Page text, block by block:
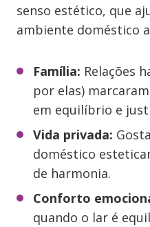
senso estético, que
ambiente doméstico
Família: Relações
por elas)
em equilíbrio e
Vida privada:
doméstico
de harmonia.
Conforto
quando o lar é